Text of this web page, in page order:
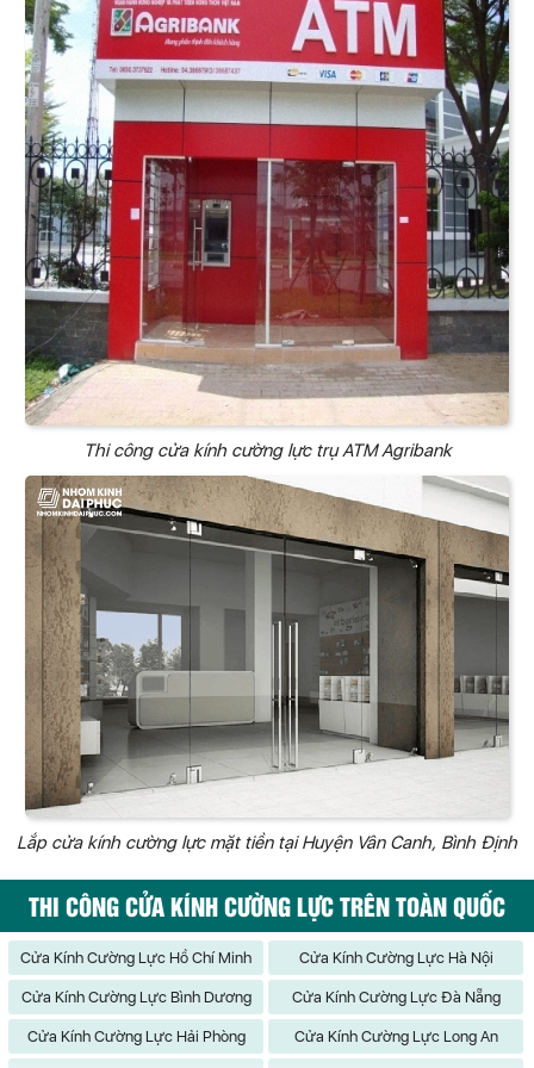
Thi công cửa kính cường lực trụ ATM Agribank
Lắp cửa kính cường lực mặt tiền tại Huyện Vân Canh, Bình Định
THI CÔNG CỬA KÍNH CƯỜNG LỰC TRÊN TOÀN QUỐC
Cửa Kính Cường Lực Hồ Chí Minh Cửa Kính Cường Lực Hà Nội
Cửa Kính Cường Lực Bình Dương Cửa Kính Cường Lực Đà Nẵng
Cửa Kính Cường Lực Hải Phòng Cửa Kính Cường Lực Long An